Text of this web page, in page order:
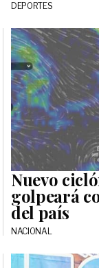
DEPORTES
Nuevo
golpeará
del país
NACIONAL